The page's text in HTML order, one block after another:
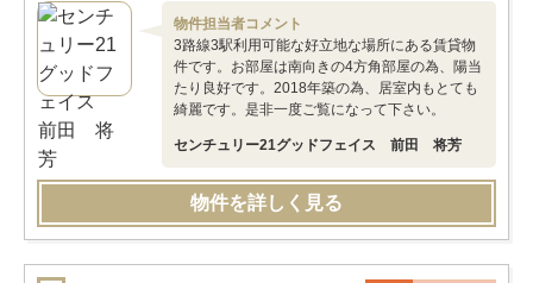
物件担当者コメント
3路線3駅利用可能な好立地な場所にある賃貸物
件です。お部屋は南向きの4方角部屋の為、陽当
たり良好です。2018年築の為、居室内もとても
綺麗です。是非一度ご覧になって下さい。
センチュリー21グッドフェイス 前田 将芳
物件を詳しく見る